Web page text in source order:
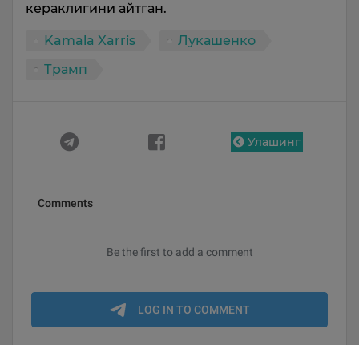
кераклигини айтган.
Kamala Xarris
Лукашенко
Трамп
Улашинг